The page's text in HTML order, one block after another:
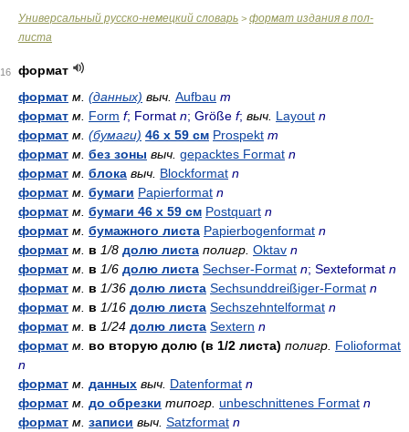
Универсальный русско-немецкий словарь > формат издания в пол-
листа
16
формат
формат м. (данных) выч. Aufbau m
формат м. Form f; Format n; Größe f; выч. Layout n
формат м. (бумаги) 46 х 59 см Prospekt m
формат м. без зоны выч. gepacktes Format n
формат м. блока выч. Blockformat n
формат м. бумаги Papierformat n
формат м. бумаги 46 х 59 см Postquart n
формат м. бумажного листа Papierbogenformat n
формат м. в 1/8 долю листа полигр. Oktav n
формат м. в 1/6 долю листа Sechser-Format n; Sexteformat n
формат м. в 1/36 долю листа Sechsunddreißiger-Format n
формат м. в 1/16 долю листа Sechszehntelformat n
формат м. в 1/24 долю листа Sextern n
формат м. во вторую долю (в 1/2 листа) полигр. Folioformat
n
формат м. данных выч. Datenformat n
формат м. до обрезки типогр. unbeschnittenes Format n
формат м. записи выч. Satzformat n